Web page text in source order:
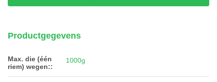
Productgegevens
Max. die (één
riem) wegen::
1000g